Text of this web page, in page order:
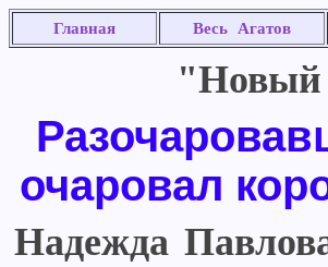
Главная Весь Агатов
"Новый
очаровал
Надежда